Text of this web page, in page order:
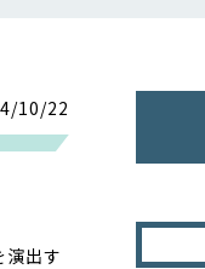
10/22
演出す